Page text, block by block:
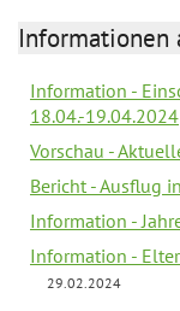
Informationen
Information -
18.04.-19.04.2024
Vorschau -
Bericht - Ausflug
Information -
Information -
29.02.2024